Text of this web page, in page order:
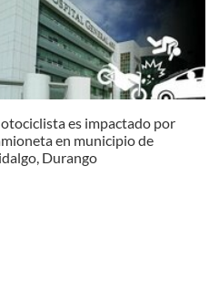
es impactado por
en municipio de
Durango